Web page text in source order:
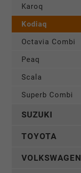
Karoq
Kodiaq
Octavia Combi
Peaq
Scala
Superb Combi
SUZUKI
TOYOTA
VOLKSWAGEN